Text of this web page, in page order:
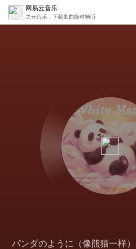
网易云音乐
去云音乐，下载歌曲随时畅听
パンダのように（像熊猫一样）